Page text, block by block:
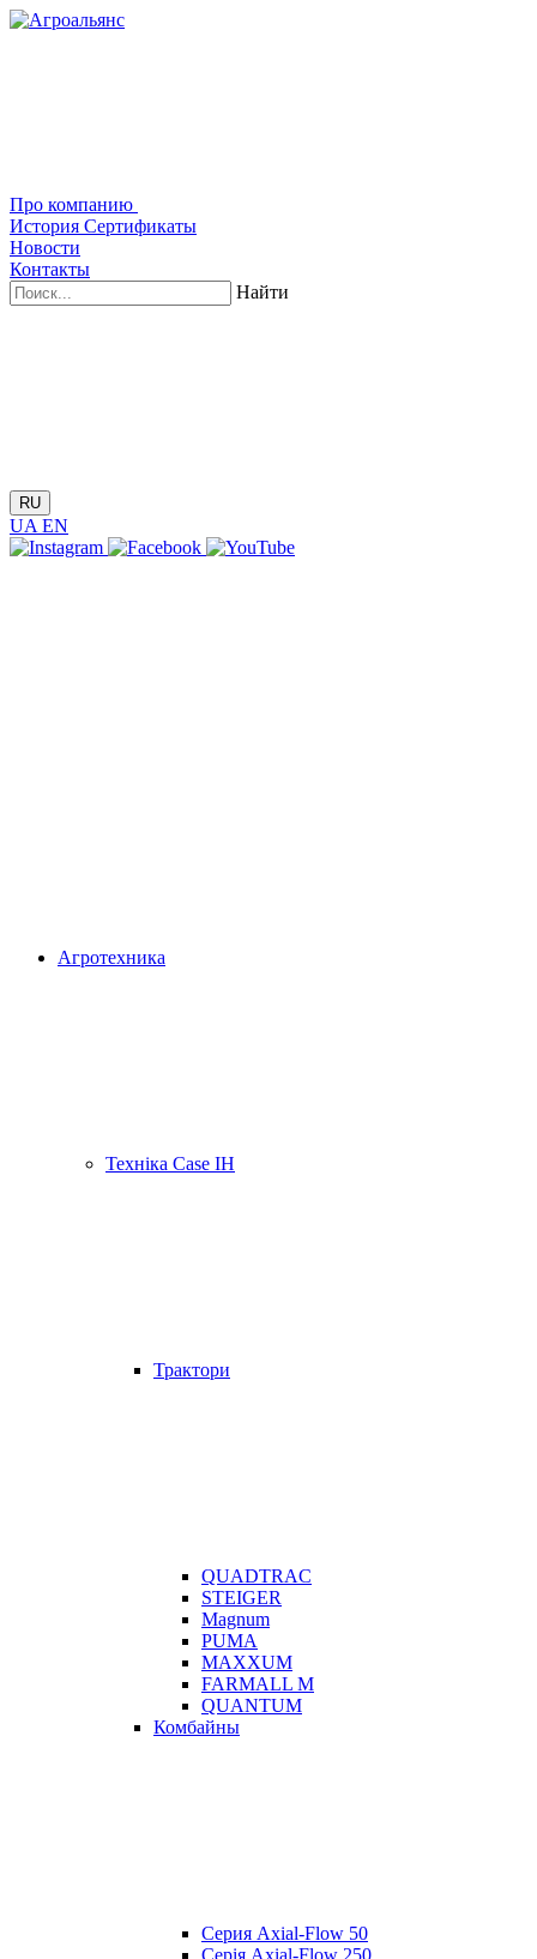
Про компанию
История Сертификаты
Новости
Контакты
Найти
RU
UA EN
Агротехника
Техніка Case IH
Трактори
QUADTRAC
STEIGER
Magnum
PUMA
MAXXUM
FARMALL M
QUANTUM
Комбайны
Серия Axial-Flow 50
Серія Axial-Flow 250